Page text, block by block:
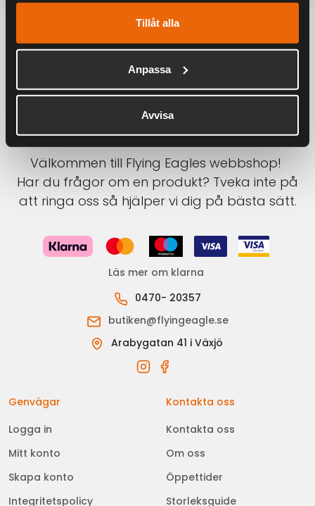
Tillåt alla
Anpassa
Avvisa
Välkommen till Flying Eagles webbshop!
Har du frågor om en produkt? Tveka inte på
att ringa oss så hjälper vi dig på bästa sätt.
Läs mer om klarna
0470- 20357
butiken@flyingeagle.se
Arabygatan 41 i Växjö
Genvägar
Logga in
Mitt konto
Skapa konto
Integritetspolicy
Kontakta oss
Kontakta oss
Om oss
Öppettider
Storleksguide